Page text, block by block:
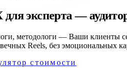
эксперта —
методологи — Ваши клиенты
Reels, без эмоциональных
стоимости